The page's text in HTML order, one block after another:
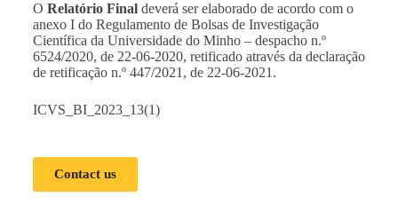
O Relatório Finaldeverá ser elaborado de acordo com o
anexo I do Regulamento de Bolsas de Investigação
Científica da Universidade do Minho – despacho n.º
6524/2020, de 22-06-2020, retificado através da declaração
de retificação n.º 447/2021, de 22-06-2021.
ICVS_BI_2023_13(1)
Contact us